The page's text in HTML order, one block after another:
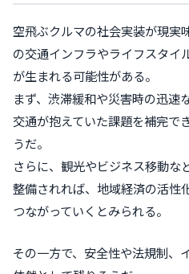
空飛ぶクルマの社会実装が現実
の交通インフラやライフスタイ
が生まれる可能性がある。
まず、渋滞緩和や災害時の迅速
交通が抱えていた課題を補完で
うだ。
さらに、観光やビジネス移動な
整備されれば、地域経済の活性
つながっていくとみられる。
その一方で、安全性や法規制、